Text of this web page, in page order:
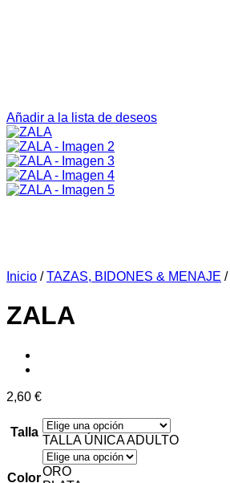
Añadir a la lista de deseos
Inicio / TAZAS, BIDONES & MENAJE /
ZALA
2,60 €
Talla
TALLA ÚNICA ADULTO
ColorORO